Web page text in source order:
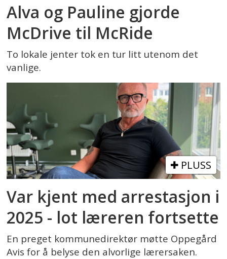
Alva og Pauline gjorde
McDrive til McRide
To lokale jenter tok en tur litt utenom det
vanlige.
PLUSS
Var kjent med arrestasjon i
2025 - lot læreren fortsette
En preget kommunedirektør møtte Oppegård
Avis for å belyse den alvorlige lærersaken.